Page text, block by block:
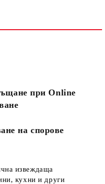
за лични данни
работния ден.
при Online
на спорове
извеждаща
кухни и други